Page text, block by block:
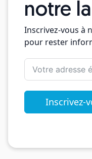
notre
Inscrivez-vous à
pour rester
Inscrivez-